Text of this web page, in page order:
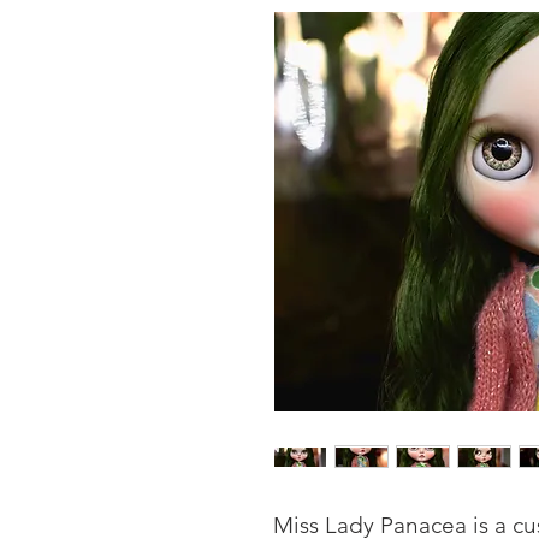
Miss Lady Panacea is a